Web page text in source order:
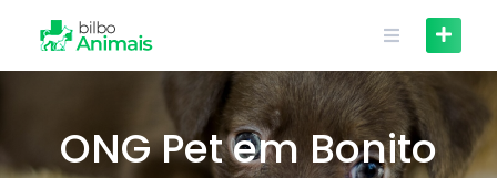
content
ONG Pet em Bonito